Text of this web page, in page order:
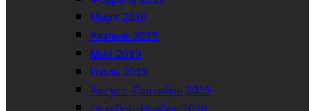
Март 2019
Апрель 2019
Май 2019
Июль 2019
Август-Сентябрь 2019